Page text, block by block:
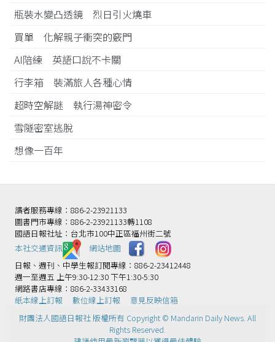
瓶裝水變凸透鏡 烈日引火燒車
買單 化解親子衝突的竅門
AI陪練 英語口說不卡關
行李箱 裝滿旅人各種心情
超時空解謎 執行湯神密令
雪隧密室逃脫
想像一百年
讀者服務專線：886-2-23921133
圖書門市專線：886-2-23921133轉1108
國語日報社址：台北市100中正區福州街二號
本社交通資訊️
網站地圖
日報、週刊、中學生報訂閱專線：886-2-23412448
週一至週五 上午9:30-12:30 下午1:30-5:30
網路書店專線：886-2-33433168
紙本線上訂報
數位線上訂報
意見反映信箱
財團法人國語日報社 版權所有 Copyright © Mandarin Daily News. All
Rights Reserved.